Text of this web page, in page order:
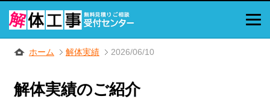
ホーム 解体実績 2026/06/10
解体実績のご紹介